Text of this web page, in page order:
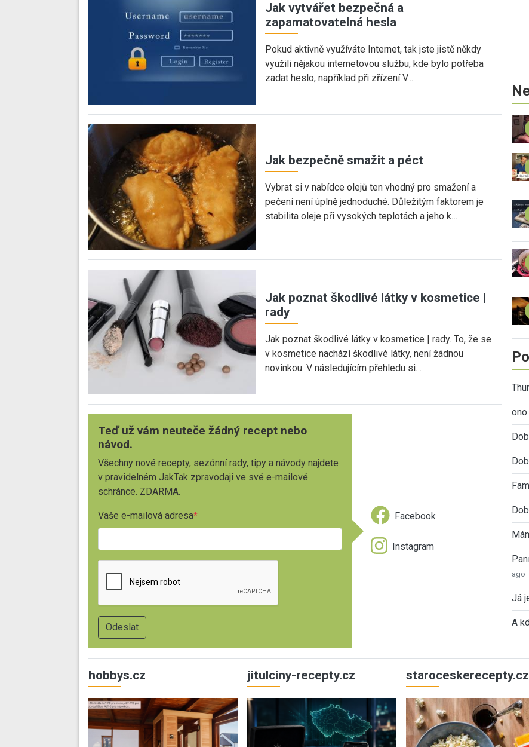
Jak vytvářet bezpečná a
zapamatovatelná hesla
Pokud aktivně využíváte Internet, tak jste jistě někdy
využili nějakou internetovou službu, kde bylo potřeba
zadat heslo, například při zřízení V…
Jak bezpečně smažit a péct
Vybrat si v nabídce olejů ten vhodný pro smažení a
pečení není úplně jednoduché. Důležitým faktorem je
stabilita oleje při vysokých teplotách a jeho k…
Jak poznat škodlivé látky v kosmetice |
rady
Jak poznat škodlivé látky v kosmetice | rady. To, že se
v kosmetice nachází škodlivé látky, není žádnou
novinkou. V následujícím přehledu si…
Teď už vám neuteče žádný recept nebo
návod.
Všechny nové recepty, sezónní rady, tipy a návody najdete
v pravidelném JakTak zpravodaji ve své e-mailové
schránce. ZDARMA.
Vaše e-mailová adresa Facebook
Instagram
ago
Já
A
hobbys.cz jitulciny-recepty.cz staroceskerecepty.cz